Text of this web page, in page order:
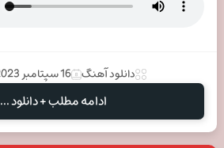
دانلود آهنگ 16 سپتامبر 2023
ادامه مطلب + دانلود ...